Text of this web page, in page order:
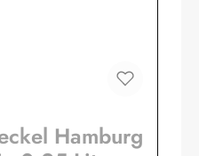
Hamburg